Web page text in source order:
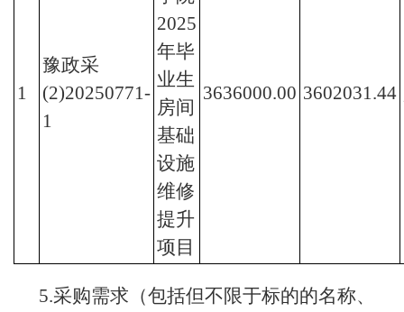
1
豫政采
(2)20250771-
1
2025
年毕
业生
房间
基础
设施
维修
提升
项目
3636000.00 3602031.44
5.采购需求（包括但不限于标的的名称、